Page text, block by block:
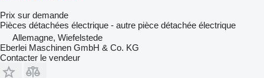
Prix sur demande
Pièces détachées électrique - autre pièce détachée électrique
Allemagne, Wiefelstede
Eberlei Maschinen GmbH & Co. KG
Contacter le vendeur